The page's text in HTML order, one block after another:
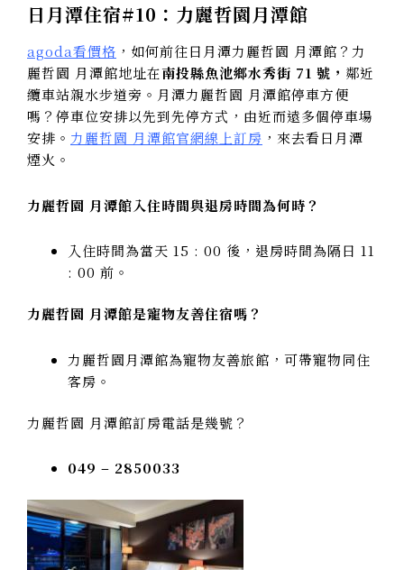
日月潭住宿#10：力麗哲園月潭館
agoda看價格 ，如何前往日月潭力麗哲園 月潭館？力
麗哲園 月潭館地址在南投縣魚池鄉水秀街 71 號， 鄰近
纜車站親水步道旁。月潭力麗哲園 月潭館停車方便
嗎？停車位安排以先到先停方式，由近而遠多個停車場
安排。 力麗哲園 月潭館官網線上訂房 ，來去看日月潭
煙火。
力麗哲園 月潭館入住時間與退房時間為何時？
入住時間為當天 15 : 00 後，退房時間為隔日 11
: 00 前。
力麗哲園 月潭館是寵物友善住宿嗎？
力麗哲園月潭館為寵物友善旅館，可帶寵物同住
客房。
力麗哲園 月潭館訂房電話是幾號？
049 – 2850033